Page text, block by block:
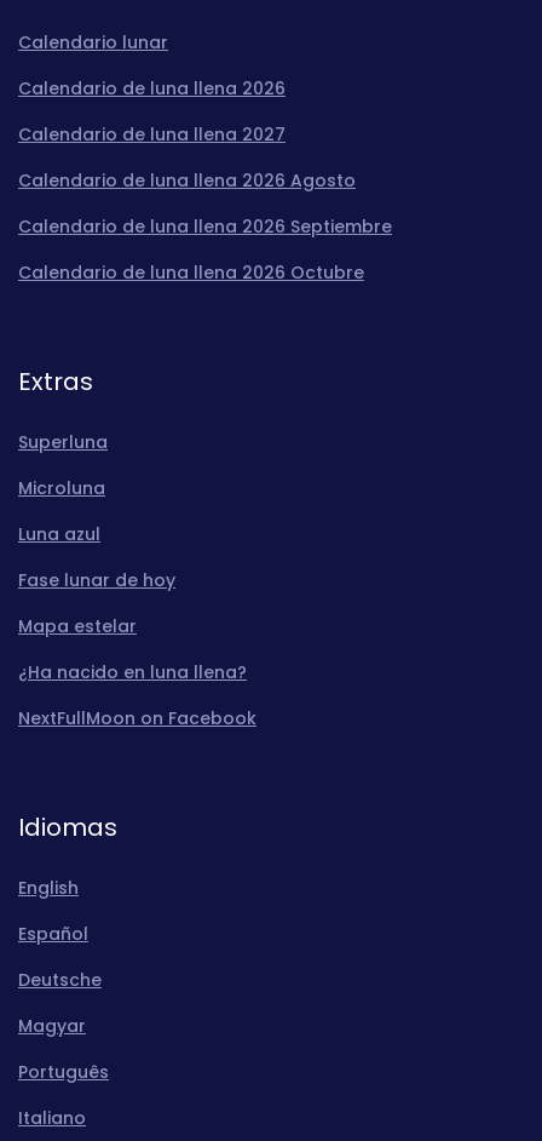
Calendario lunar
Calendario de luna llena 2026
Calendario de luna llena 2027
Calendario de luna llena 2026 Agosto
Calendario de luna llena 2026 Septiembre
Calendario de luna llena 2026 Octubre
Extras
Superluna
Microluna
Luna azul
Fase lunar de hoy
Mapa estelar
¿Ha nacido en luna llena?
NextFullMoon on Facebook
Idiomas
English
Español
Deutsche
Magyar
Português
Italiano